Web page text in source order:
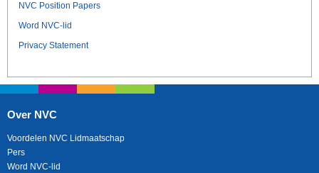
NVC Position Papers
Word NVC-lid
Privacy Statement
Over NVC
Voordelen NVC Lidmaatschap
Pers
Word NVC-lid